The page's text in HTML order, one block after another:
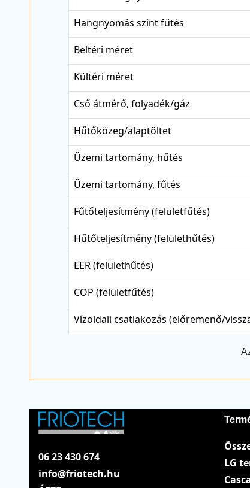
Hangnyomás szint fűtés
Beltéri méret
Kültéri méret
Cső átmérő, folyadék/gáz
Hűtőközeg/alaptöltet
Üzemi tartomány, hűtés
Üzemi tartomány, fűtés
Fűtőteljesítmény (felületfűtés)
Hűtőteljesítmény (felülethűtés)
EER (felülethűtés)
COP (felületfűtés)
Vízoldali csatlakozás (előremenő/
06 23 430 674
info@friotech.hu
LG